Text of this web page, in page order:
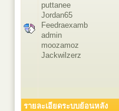
puttanee
Jordan65
Feedraexamb
admin
moozamoz
Jackwilzerz
รายละเอียดระบบย้อนหลัง